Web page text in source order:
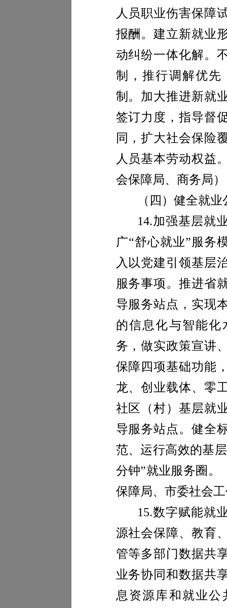
人员职业伤害保障
报酬。建立新就业
动纠纷一体化解。
制，推行调解优先
制。加大推进新就
签订力度，指导督
同，扩大社会保险
人员基本劳动权益
会保障局、商务局）
（四）健全就
14.加强基层就
广“舒心就业”服务
入以党建引领基层
服务事项。推进省
导服务站点，实现
的信息化与智能
务，做实政策宣讲
保障四项基础功能
龙、创业载体、零
社区（村）基层就
导服务站点。健全
范、运行高效的基
分钟”就业服务圈。
保障局、市委社会
15.数字赋能就
源社会保障、教育
管等多部门数据共
业务协同和数据共
息资源库和就业